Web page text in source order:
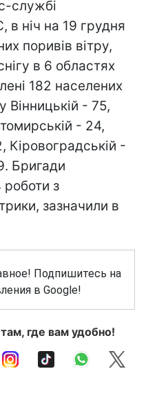
службі
в ніч на 19 грудня
поривів вітру,
в 6 областях
182 населених
Вінницькій - 75,
- 24,
Кіровоградській -
Бригади
роботи з
зазначили в
Подпишитесь на
в Google!
где вам удобно!